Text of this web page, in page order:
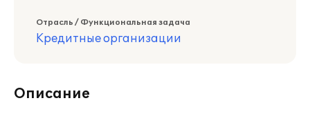
Отрасль / Функциональная задача
Кредитные организации
Описание